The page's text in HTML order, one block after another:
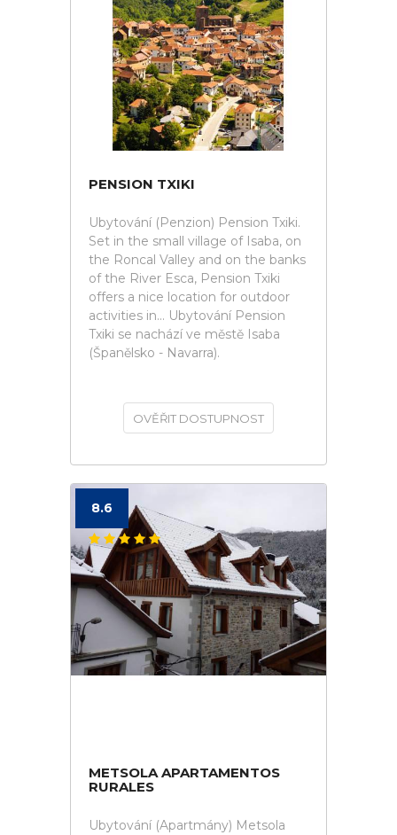
PENSION TXIKI
Ubytování (Penzion) Pension Txiki.
Set in the small village of Isaba, on
the Roncal Valley and on the banks
of the River Esca, Pension Txiki
offers a nice location for outdoor
activities in... Ubytování Pension
Txiki se nachází ve městě Isaba
(Španělsko - Navarra).
OVĚŘIT DOSTUPNOST
8.6
METSOLA APARTAMENTOS
RURALES
Ubytování (Apartmány) Metsola